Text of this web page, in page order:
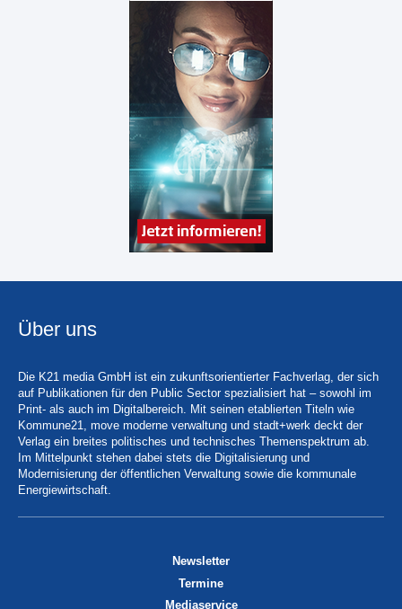
Über uns
Die K21 media GmbH ist ein zukunftsorientierter Fachverlag, der sich
auf Publikationen für den Public Sector spezialisiert hat – sowohl im
Print- als auch im Digitalbereich. Mit seinen etablierten Titeln wie
Kommune21, move moderne verwaltung und stadt+werk deckt der
Verlag ein breites politisches und technisches Themenspektrum ab.
Im Mittelpunkt stehen dabei stets die Digitalisierung und
Modernisierung der öffentlichen Verwaltung sowie die kommunale
Energiewirtschaft.
Newsletter
Termine
Mediaservice